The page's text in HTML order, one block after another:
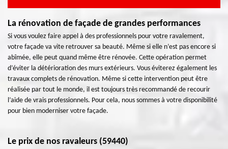
La rénovation de façade de grandes performances
Si vous voulez faire appel à des professionnels pour votre ravalement,
votre façade va vite retrouver sa beauté. Même si elle n’est pas encore si
abîmée, elle peut quand même être rénovée. Cette opération permet
d’éviter la détérioration des murs extérieurs. Vous éviterez également les
travaux complets de rénovation. Même si cette intervention peut être
réalisée par tout le monde, il est toujours très recommandé de recourir
l’aide de vrais professionnels. Pour cela, nous sommes à votre disponibilité
pour bien moderniser votre façade.
Le prix de nos ravaleurs (59440)